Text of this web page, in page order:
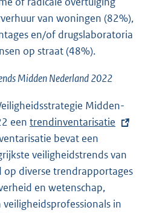
van woningen (82%),
en/of drugslaboratoria
op straat (48%).
Midden Nederland 2022
Midden-
een E
x
t
e
r
n
trendinventarisatie
bevat een
veiligheidstrends van
diverse trendrapportages
en wetenschap,
in